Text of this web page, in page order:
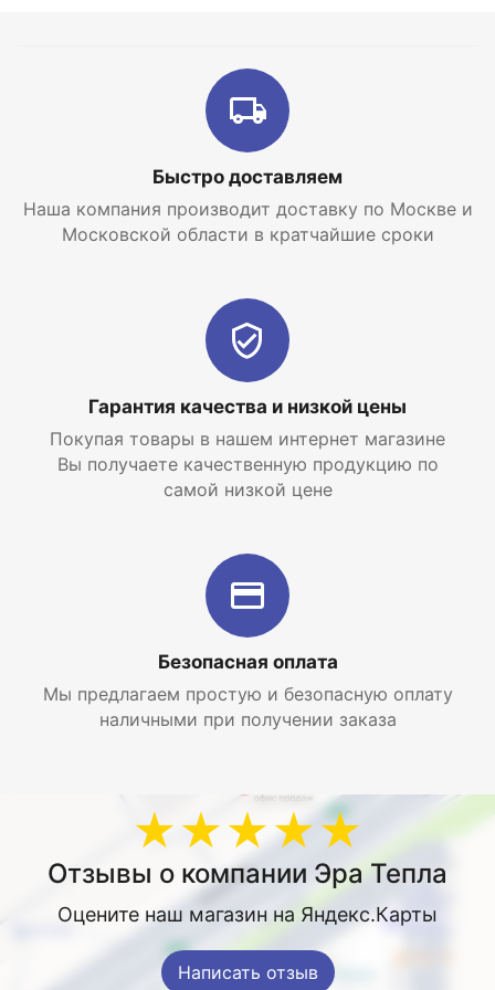
Быстро доставляем
Наша компания производит доставку по Москве и
Московской области в кратчайшие сроки
Гарантия качества и низкой цены
Покупая товары в нашем интернет магазине
Вы получаете качественную продукцию по
самой низкой цене
Безопасная оплата
Мы предлагаем простую и безопасную оплату
наличными при получении заказа
★★★★★
Отзывы о компании Эра Тепла
Оцените наш магазин на Яндекс.Карты
Написать отзыв